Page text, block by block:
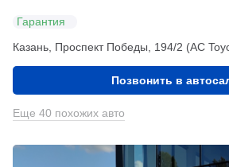
Гарантия
Казань, Проспект Победы, 194/2 (АС
Позвонить в
Еще 40 похожих авто